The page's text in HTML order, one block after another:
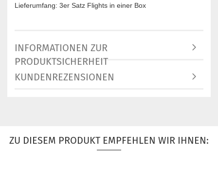
Lieferumfang: 3er Satz Flights in einer Box
INFORMATIONEN ZUR
PRODUKTSICHERHEIT
KUNDENREZENSIONEN
ZU DIESEM PRODUKT EMPFEHLEN WIR IHNEN: